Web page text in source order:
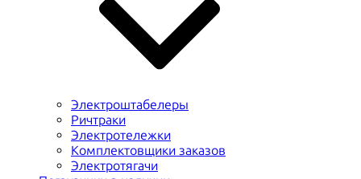
Электроштабелеры
Ричтраки
Электротележки
Комплектовщики заказов
Электротягачи